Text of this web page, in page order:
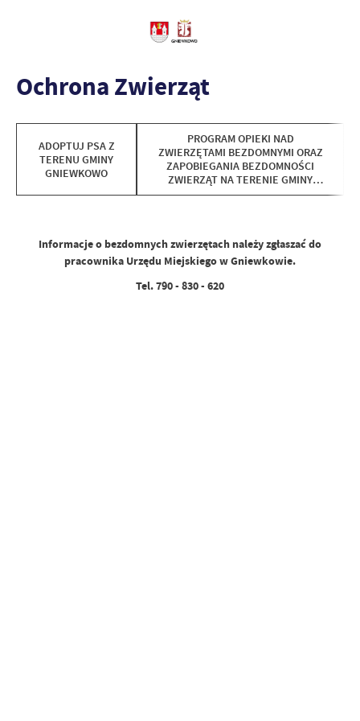
Ochrona Zwierząt
ADOPTUJ PSA Z
TERENU GMINY
GNIEWKOWO
PROGRAM OPIEKI NAD
ZWIERZĘTAMI BEZDOMNYMI ORAZ
ZAPOBIEGANIA BEZDOMNOŚCI
ZWIERZĄT NA TERENIE GMINY
GNIEWKOWO W 2025 ROKU
Informacje o bezdomnych zwierzętach należy zgłaszać do
pracownika Urzędu Miejskiego w Gniewkowie.
Tel. 790 - 830 - 620